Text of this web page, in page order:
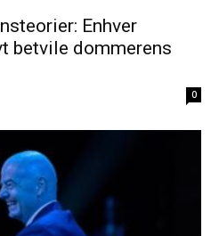
Enhver
betvile dommerens
0